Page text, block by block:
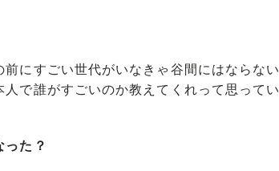
にすごい世代がいなきゃ谷間にはならない
で誰がすごいのか教えてくれって思ってい
た？